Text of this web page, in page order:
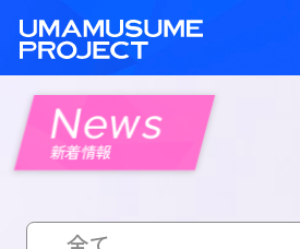
News
新着情報